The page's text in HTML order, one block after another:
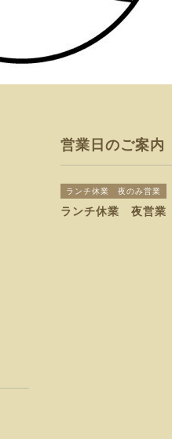
営業日のご案内
ランチ休業 夜のみ営業
ランチ休業 夜営業